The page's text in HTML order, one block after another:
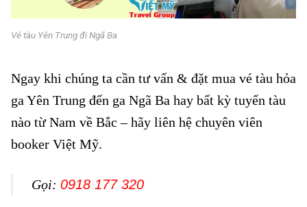
Vé tàu Yên Trung đi Ngã Ba
Ngay khi chúng ta cần tư vấn & đặt mua vé tàu hỏa
ga Yên Trung đến ga Ngã Ba hay bất kỳ tuyến tàu
nào từ Nam về Bắc – hãy liên hệ chuyên viên
booker Việt Mỹ.
Gọi: 0918 177 320